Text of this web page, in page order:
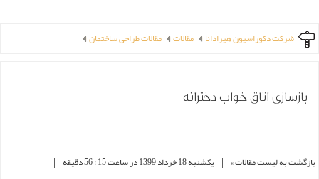
شرکت دکوراسیون هیرادانا مقالات مقالات طراحی ساختمان
بازسازی اتاق خواب دخترانه
بازگشت به لیست مقالات » | یکشنبه 18 خرداد 1399 در ساعت 15 : 56 دقیقه |